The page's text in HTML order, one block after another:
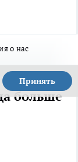
о нас
Принять
больше